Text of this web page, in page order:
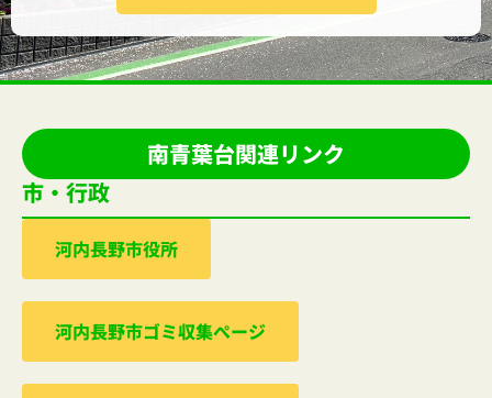
南青葉台関連リンク
市・行政
河内⻑野市役所
河内⻑野市ゴミ収集ぺージ